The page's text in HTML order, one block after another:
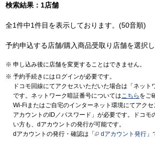
検索結果：1店舗
全1件中1件目を表示しております。(50音順)
予約申込する店舗/購入商品受取り店舗を選択し
申し込み後に店舗を変更することはできません。
予約手続きにはログインが必要です。
ドコモ回線にてアクセスいただいた場合は「ネット
です。ネットワーク暗証番号についてはこちら をご
Wi-Fiまたはご自宅のインターネット環境にてアク
アカウントのID／パスワード」が必要です。ドコモ
い方も、dアカウントの発行が可能です。
dアカウントの発行・確認は「
dアカウント発行 」